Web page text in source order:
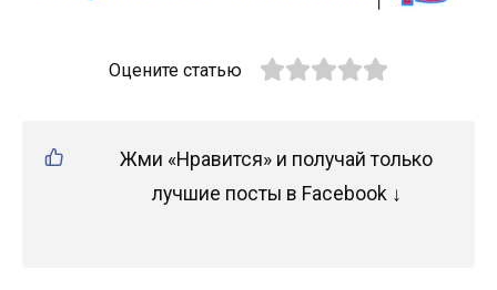
Оцените статью
Жми «Нравится» и получай только
лучшие посты в Facebook ↓